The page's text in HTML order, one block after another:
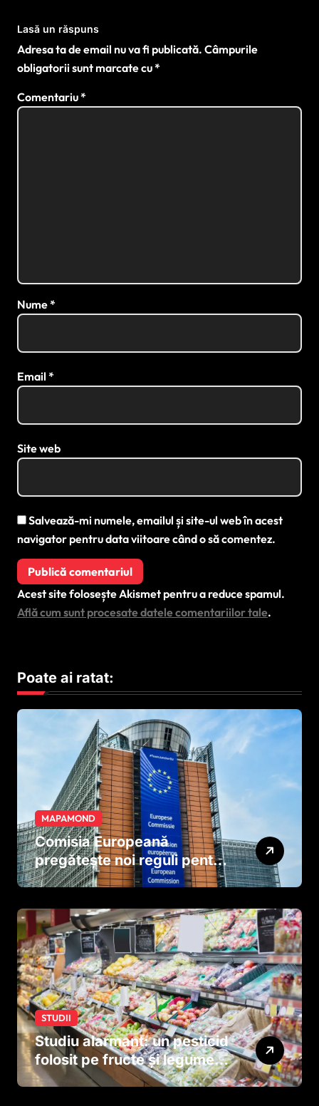
Lasă un răspuns
Adresa ta de email nu va fi publicată. Câmpurile
obligatorii sunt marcate cu*
Comentariu*
Nume*
Email *
Site web
Salvează-mi numele, emailul și site-ul web în acest
navigator pentru data viitoare când o să comentez.
Acest site folosește Akismet pentru a reduce spamul.
Află cum sunt procesate datele comentariilor tale.
Poate ai ratat:
MAPAMOND
Comisia Europeană
pregătește noi reguli pentru
tutun și țigările electronice
STUDII
Studiu alarmant: un pesticid
folosit pe fructe și legume
ar putea afecta dezvoltarea